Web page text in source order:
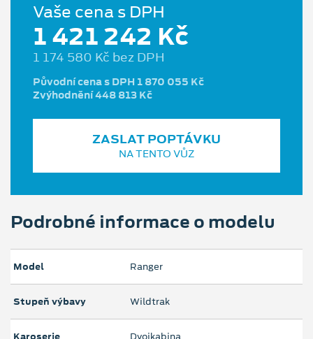
Vaše cena s DPH
1 421 242 Kč
1 174 580 Kč bez DPH
Původní cena s DPH 1 870 055 Kč
Zvýhodnění 448 813 Kč
ZASLAT POPTÁVKU
NA TENTO VŮZ
Podrobné informace o modelu
Model Ranger
Stupeň výbavy Wildtrak